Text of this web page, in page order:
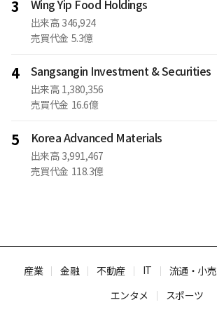
3 Wing Yip Food Holdings
出来高 346,924
売買代金 5.3億
4 Sangsangin Investment & Securities
出来高 1,380,356
売買代金 16.6億
5 Korea Advanced Materials
出来高 3,991,467
売買代金 118.3億
産業 金融 不動産 IT 流通・小売
エンタメ
スポーツ